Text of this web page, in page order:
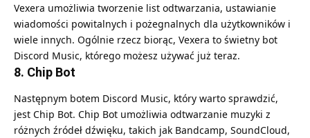
Vexera umożliwia tworzenie list odtwarzania, ustawianie
wiadomości powitalnych i pożegnalnych dla użytkowników i
wiele innych. Ogólnie rzecz biorąc, Vexera to świetny bot
Discord Music, którego możesz używać już teraz.
8. Chip Bot
Następnym botem Discord Music, który warto sprawdzić,
jest Chip Bot. Chip Bot umożliwia odtwarzanie muzyki z
różnych źródeł dźwięku, takich jak Bandcamp, SoundCloud,